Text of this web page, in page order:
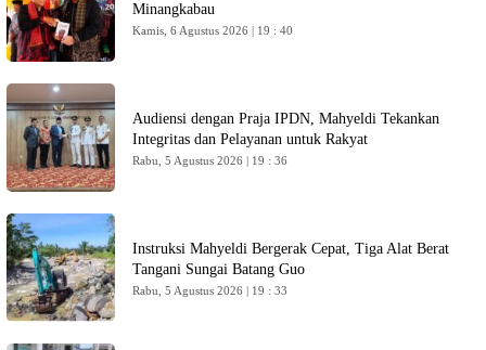
Minangkabau
Kamis, 6 Agustus 2026 | 19 : 40
Audiensi dengan Praja IPDN, Mahyeldi Tekankan
Integritas dan Pelayanan untuk Rakyat
Rabu, 5 Agustus 2026 | 19 : 36
Instruksi Mahyeldi Bergerak Cepat, Tiga Alat Berat
Tangani Sungai Batang Guo
Rabu, 5 Agustus 2026 | 19 : 33